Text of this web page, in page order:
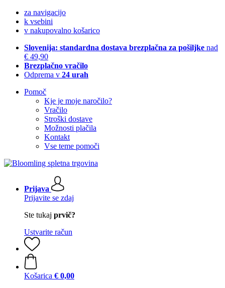
za navigacijo
k vsebini
v nakupovalno košarico
Slovenija: standardna dostava brezplačna za pošiljke nad
€ 49,90
Brezplačno vračilo
Odprema v 24 urah
Pomoč
Kje je moje naročilo?
Vračilo
Stroški dostave
Možnosti plačila
Kontakt
Vse teme pomoči
Prijava
Prijavite se zdaj
Ste tukaj prvič?
Ustvarite račun
Košarica € 0,00